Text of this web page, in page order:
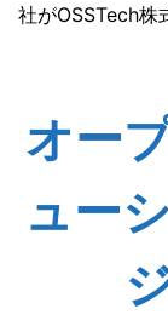
社がOSSTech株
オー
ュー